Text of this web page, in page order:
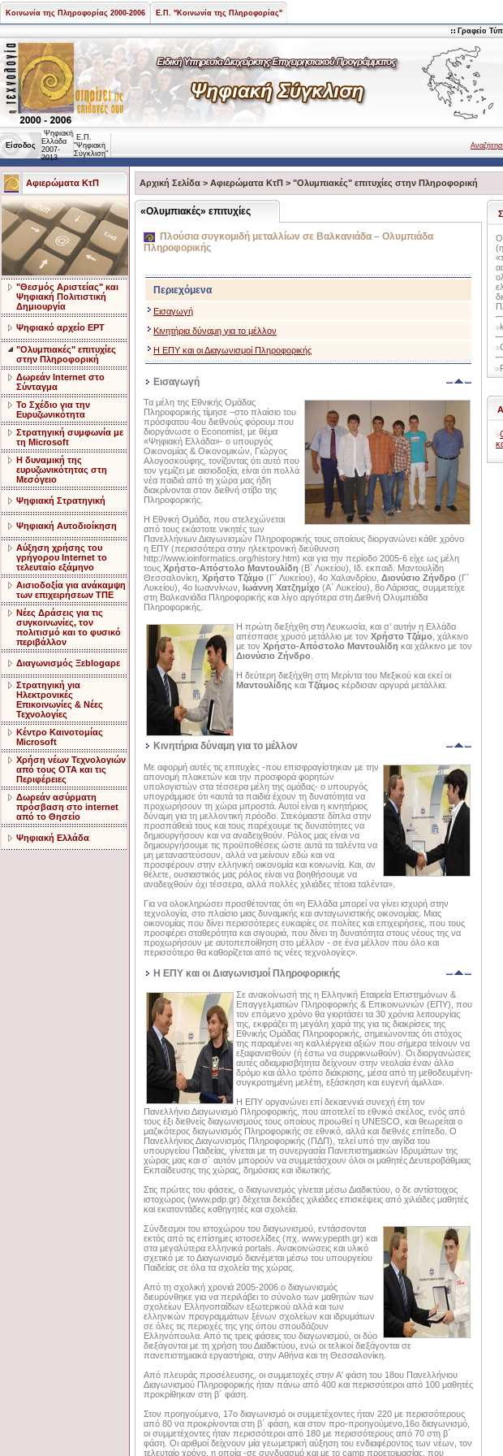
Κοινωνία της Πληροφορίας 2000-2006 Ε.Π. "Κοινωνία της Πληροφορίας"
Γραφείο
Είσοδος
Ψηφιακή
Ελλάδα
2007-
2013
Ε.Π.
"Ψηφιακή
Σύγκλιση"
Αφιερώματα ΚτΠ
"Θεσμός Αριστείας" και
Ψηφιακή Πολιτιστική
Δημιουργία
Ψηφιακό αρχείο ΕΡΤ
"Ολυμπιακές" επιτυχίες
στην Πληροφορική
Δωρεάν Internet στο
Σύνταγμα
Το Σχέδιο για την
Ευρυζωνικότητα
Στρατηγική συμφωνία με
τη Microsoft
Η δυναμική της
ευρυζωνικότητας στη
Μεσόγειο
Ψηφιακή Στρατηγική
Ψηφιακή Αυτοδιοίκηση
Αύξηση χρήσης του
γρήγορου Internet το
τελευταίο εξάμηνο
Αισιοδοξία για ανάκαμψη
των επιχειρήσεων ΤΠΕ
Nέες Δράσεις για τις
συγκοινωνίες, τον
πολιτισμό και το φυσικό
περιβάλλον
Διαγωνισμός Ξεblogαρε
Στρατηγική για
Ηλεκτρονικές
Επικοινωνίες & Νέες
Τεχνολογίες
Κέντρο Καινοτομίας
Microsoft
Χρήση νέων Τεχνολογιών
από τους ΟΤΑ και τις
Περιφέρειες
Δωρεάν ασύρματη
πρόσβαση στο internet
από το Θησείο
Ψηφιακή Ελλάδα
Αρχική Σελίδα > Αφιερώματα ΚτΠ > "Ολυμπιακές" επιτυχίες στην Πληροφορική
«Ολυμπιακές» επιτυχίες
Πλούσια συγκομιδή μεταλλίων σε Βαλκανιάδα – Ολυμπιάδα
Πληροφορικής
Περιεχόμενα
Εισαγωγή
Κινητήρια δύναμη για το μέλλον
Η ΕΠΥ και οι Διαγωνισμοί Πληροφορικής
Εισαγωγή
Τα μέλη της Εθνικής Ομάδας
Πληροφορικής τίμησε –στο πλαίσιο του
πρόσφατου 4ου διεθνούς φόρουμ που
διοργάνωσε ο Economist, με θέμα
«Ψηφιακή Ελλάδα»- ο υπουργός
Οικονομίας & Οικονομικών, Γιώργος
Αλογοσκούφης, τονίζοντας ότι αυτό που
τον γεμίζει με αισιοδοξία, είναι ότι πολλά
νέα παιδιά από τη χώρα μας ήδη
διακρίνονται στον διεθνή στίβο της
Πληροφορικής.
Η Εθνική Ομάδα, που στελεχώνεται
από τους εκάστοτε νικητές των
Πανελλήνιων Διαγωνισμών Πληροφορικής τους οποίους διοργανώνει κάθε χρόνο
η ΕΠΥ (περισσότερα στην ηλεκτρονική διεύθυνση
http://www.ioinformatics.org/history.htm) και για την περίοδο 2005-6 είχε ως μέλη
τους Χρήστο-Απόστολο Μαντουλίδη (Β΄ Λυκείου), Ιδ. εκπαιδ. Μαντουλίδη
Θεσσαλονίκη, Χρήστο Τζάμο (Γ΄ Λυκείου), 4ο Χαλανδρίου, Διονύσιο Ζήνδρο (Γ΄
Λυκείου), 4ο Ιωαννίνων,
Ιωάννη Χατζημίχο (Α΄ Λυκείου), 8ο Λάρισας, συμμετείχε
στη Βαλκανιάδα Πληροφορικής και λίγο αργότερα στη Διεθνή Ολυμπιάδα
Πληροφορικής.
Η πρώτη διεξήχθη στη Λευκωσία, και σ’ αυτήν η Ελλάδα
απέσπασε χρυσό μετάλλιο με τον Χρήστο Τζάμο , χάλκινο
με τον Χρήστο-Απόστολο Μαντουλίδη και χάλκινο με τον
Διονύσιο Ζήνδρο
Η δεύτερη διεξήχθη στη Μερίντα του Μεξικού και εκεί οι
Μαντουλίδης και Τζάμος κέρδισαν αργυρά μετάλλια.
Κινητήρια δύναμη για το μέλλον
Με αφορμή αυτές τις επιτυχίες -που επισφραγίστηκαν με την
απονομή πλακετών και την προσφορά φορητών
υπολογιστών στα τέσσερα μέλη της ομάδας- ο υπουργός
υπογράμμισε ότι «αυτά τα παιδιά έχουν τη δυνατότητα να
προχωρήσουν τη χώρα μπροστά. Αυτοί είναι η κινητήριος
δύναμη για τη μελλοντική πρόοδο. Στεκόμαστε δίπλα στην
προσπάθειά τους και τους παρέχουμε τις δυνατότητες να
δημιουργήσουν και να αναδειχθούν. Ρόλος μας είναι να
δημιουργήσουμε τις προϋποθέσεις ώστε αυτά τα ταλέντα να
μη μεταναστεύσουν, αλλά να μείνουν εδώ και να
προσφέρουν στην ελληνική οικονομία και κοινωνία. Και, αν
θέλετε, ουσιαστικός μας ρόλος είναι να βοηθήσουμε να
αναδειχθούν όχι τέσσερα, αλλά πολλές χιλιάδες τέτοια ταλέντα».
Για να ολοκληρώσει προσθέτοντας ότι «η Ελλάδα μπορεί να γίνει ισχυρή στην
τεχνολογία, στο πλαίσιο μιας δυναμικής και ανταγωνιστικής οικονομίας. Μιας
οικονομίας που δίνει περισσότερες ευκαιρίες σε πολίτες και επιχειρήσεις, που τους
προσφέρει σταθερότητα και σιγουριά, που δίνει τη δυνατότητα στους νέους της να
προχωρήσουν με αυτοπεποίθηση στο μέλλον - σε ένα μέλλον που όλο και
περισσότερο θα καθορίζεται από τις νέες τεχνολογίες».
Η ΕΠΥ και οι Διαγωνισμοί Πληροφορικής
Σε ανακοίνωσή της η Ελληνική Εταιρεία Επιστημόνων &
Επαγγελματιών Πληροφορικής & Επικοινωνιών (ΕΠΥ), που
τον επόμενο χρόνο θα γιορτάσει τα 30 χρόνια λειτουργίας
της, εκφράζει τη μεγάλη χαρά της για τις διακρίσεις της
Εθνικής Ομάδας Πληροφορικής, σημειώνοντας ότι στόχος
της παραμένει «η καλλιέργεια αξιών που σήμερα τείνουν να
εξαφανισθούν (ή έστω να συρρικνωθούν). Οι διοργανώσεις
αυτές αδιαμφισβήτητα δείχνουν στην νεολαία έναν άλλο
δρόμο και άλλο τρόπο διάκρισης, μέσα από τη μεθοδευμένη-
συγκροτημένη μελέτη, εξάσκηση και ευγενή άμιλλα».
Η ΕΠΥ οργανώνει επί δεκαεννιά συνεχή έτη τον
Πανελλήνιο Διαγωνισμό Πληροφορικής, που αποτελεί το εθνικό σκέλος, ενός από
τους έξι διεθνείς διαγωνισμούς τους οποίους προωθεί η UNESCO, και θεωρείται ο
μαζικότερος διαγωνισμός Πληροφορικής σε εθνικό, αλλά και διεθνές επίπεδο. Ο
Πανελλήνιος Διαγωνισμός Πληροφορικής (ΠΔΠ), τελεί υπό την αιγίδα του
υπουργείου Παιδείας, γίνεται με τη συνεργασία Πανεπιστημιακών Ιδρυμάτων της
χώρας μας και σ΄ αυτόν μπορούν να συμμετάσχουν όλοι οι μαθητές Δευτεροβάθμιας
Εκπαίδευσης της χώρας, δημόσιας και ιδιωτικής.
Στις πρώτες του φάσεις, ο διαγωνισμός γίνεται μέσω Διαδικτύου, ο δε αντίστοιχος
ιστοχώρος (www.pdp.gr) δέχεται δεκάδες χιλιάδες επισκέψεις από χιλιάδες μαθητές
και εκατοντάδες καθηγητές και σχολεία.
Σύνδεσμοι του ιστοχώρου του διαγωνισμού, εντάσσονται
εκτός από τις επίσημες ιστοσελίδες (πχ. www.ypepth.gr) και
στα μεγαλύτερα ελληνικά portals. Ανακοινώσεις και υλικό
σχετικό με το Διαγωνισμό διανέμεται μέσω του υπουργείου
Παιδείας σε όλα τα σχολεία της χώρας.
Από τη σχολική χρονιά 2005-2006 ο διαγωνισμός
διευρύνθηκε για να περιλάβει το σύνολο των μαθητών των
σχολείων Ελληνοπαίδων εξωτερικού αλλά και των
ελληνικών προγραμμάτων ξένων σχολείων και ιδρυμάτων
σε όλες τις περιοχές της γης όπου σπουδάζουν
Ελληνόπουλα. Από τις τρεις φάσεις του διαγωνισμού, οι δύο
διεξάγονται με τη χρήση του Διαδικτύου, ενώ οι τελικοί διεξάγονται σε
πανεπιστημιακά εργαστήρια, στην Αθήνα και τη Θεσσαλονίκη.
Από πλευράς προσέλευσης, οι συμμετοχές στην Α' φάση του 18ου Πανελλήνιου
Διαγωνισμού Πληροφορικής ήταν πάνω από 400 και περισσότεροι από 100 μαθητές
προκρίθηκαν στη β΄ φάση.
Στον προηγούμενο, 17ο διαγωνισμό οι συμμετέχοντες ήταν 220 με περισσότερους
από 80 να προκρίνονται στη β΄ φάση, και στον προ-προηγούμενο,16ο διαγωνισμό,
οι συμμετέχοντες ήταν περισσότεροι από 180 με περισσότερους από 70 στη β΄
φάση. Οι αριθμοί δείχνουν μία γεωμετρική αύξηση του ενδιαφέροντος των νέων, τον
τελευταίο χρόνο, η οποία -σε συνδυασμό και με το camp προετοιμασίας, που